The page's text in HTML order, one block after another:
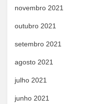
novembro 2021
outubro 2021
setembro 2021
agosto 2021
julho 2021
junho 2021